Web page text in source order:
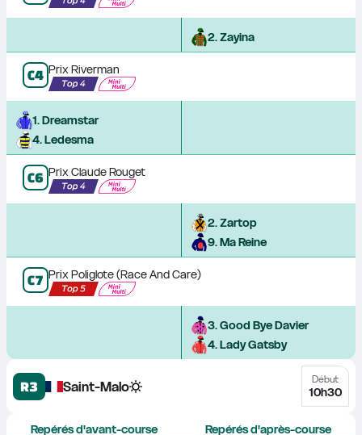
2. Zayina
C4 Prix Riverman
1. Dreamstar
4. Ledesma
C6 Prix Claude Rouget
2. Zartop
9. Ma Reine
C7 Prix Poliglote (Race And Care)
3. Good Bye Davier
4. Lady Gatsby
R3 Saint-Malo Début
10h30
Repérés d'avant-course Repérés d'après-course